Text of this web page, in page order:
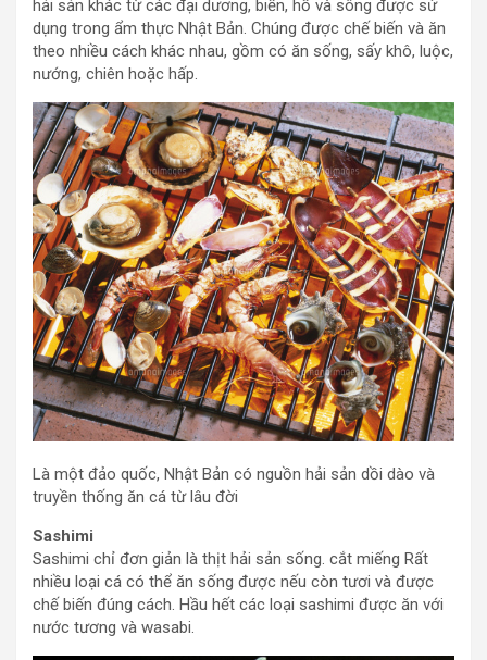
hải sản khác từ các đại dương, biển, hồ và sông được sử
dụng trong ẩm thực Nhật Bản. Chúng được chế biến và ăn
theo nhiều cách khác nhau, gồm có ăn sống, sấy khô, luộc,
nướng, chiên hoặc hấp.
Là một đảo quốc, Nhật Bản có nguồn hải sản dồi dào và
truyền thống ăn cá từ lâu đời
Sashimi
Sashimi chỉ đơn giản là thịt hải sản sống. cắt miếng Rất
nhiều loại cá có thể ăn sống được nếu còn tươi và được
chế biến đúng cách. Hầu hết các loại sashimi được ăn với
nước tương và wasabi.